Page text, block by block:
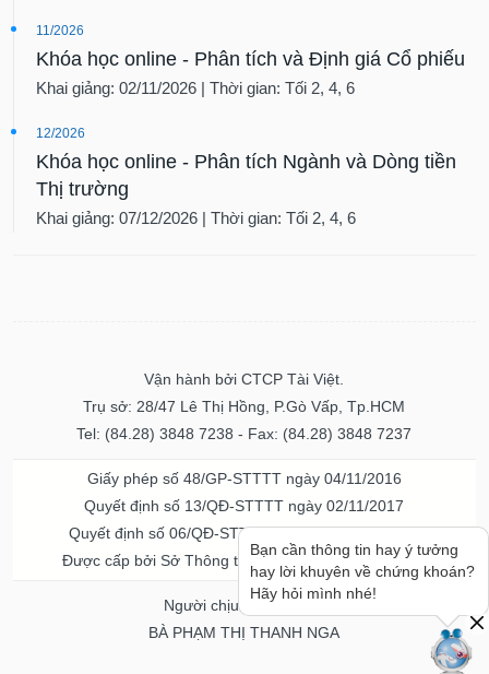
11/2026
Khóa học online - Phân tích và Định giá Cổ phiếu
Khai giảng: 02/11/2026 | Thời gian: Tối 2, 4, 6
12/2026
Khóa học online - Phân tích Ngành và Dòng tiền
Thị trường
Khai giảng: 07/12/2026 | Thời gian: Tối 2, 4, 6
Vận hành bởi CTCP Tài Việt.
Trụ sở: 28/47 Lê Thị Hồng, P.Gò Vấp, Tp.HCM
Tel: (84.28) 3848 7238 - Fax: (84.28) 3848 7237
Giấy phép số 48/GP-STTTT ngày 04/11/2016
Quyết định số 13/QĐ-STTTT ngày 02/11/2017
Quyết định số 06/QĐ-STTTT-ICP ngày 20/07/2023
Được cấp bởi Sở Thông tin và Truyền thông TPHCM
Người chịu trách nhiệm
BÀ PHẠM THỊ THANH NGA
Bạn cần thông tin hay ý tưởng
hay lời khuyên về chứng khoán?
Hãy hỏi mình nhé!